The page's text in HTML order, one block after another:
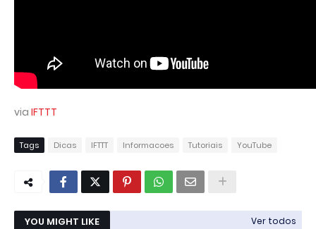
via IFTTT
Tags Dicas IFTTT Informacoes Tutoriais YouTube
YOU MIGHT LIKE Ver todos